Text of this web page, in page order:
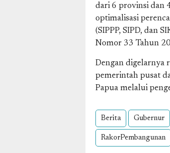
dari 6 provinsi dan
optimalisasi
(SIPPP, SIPD, dan
Nomor 33 Tahun
Dengan digelarnya
pemerintah pusat
Papua melalui
Berita Gubernur
RakorPembangunan